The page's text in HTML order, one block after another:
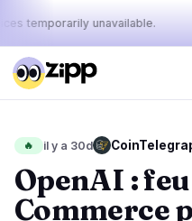
temporarily unavailable.
Le pouls
d'aujourd'hui
:
🔥 il y a 30d
OpenAI :
Commerce